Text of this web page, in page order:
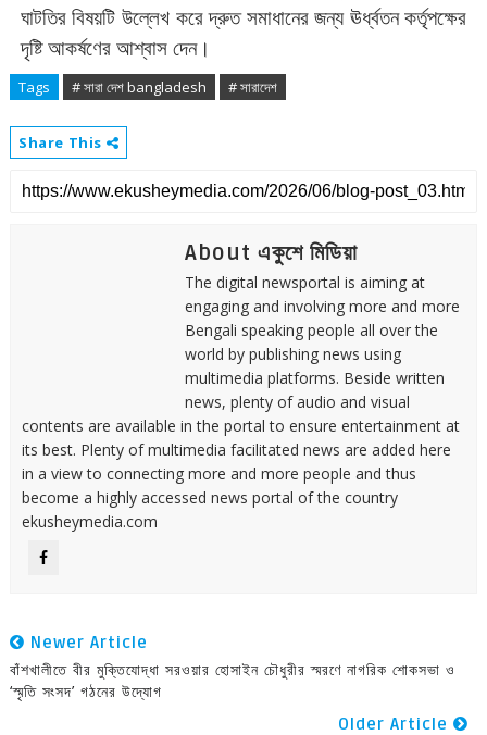
ঘাটতির বিষয়টি উল্লেখ করে দ্রুত সমাধানের জন্য ঊর্ধ্বতন কর্তৃপক্ষের
দৃষ্টি আকর্ষণের আশ্বাস দেন।
Tags # সারা দেশ bangladesh # সারাদেশ
Share This
About একুশে মিডিয়া
The digital newsportal is aiming at
engaging and involving more and more
Bengali speaking people all over the
world by publishing news using
multimedia platforms. Beside written
news, plenty of audio and visual
contents are available in the portal to ensure entertainment at
its best. Plenty of multimedia facilitated news are added here
in a view to connecting more and more people and thus
become a highly accessed news portal of the country
ekusheymedia.com
Newer Article
বাঁশখালীতে বীর মুক্তিযোদ্ধা সরওয়ার হোসাইন চৌধুরীর স্মরণে নাগরিক শোকসভা ও
‘স্মৃতি সংসদ’ গঠনের উদ্যোগ
Older Article